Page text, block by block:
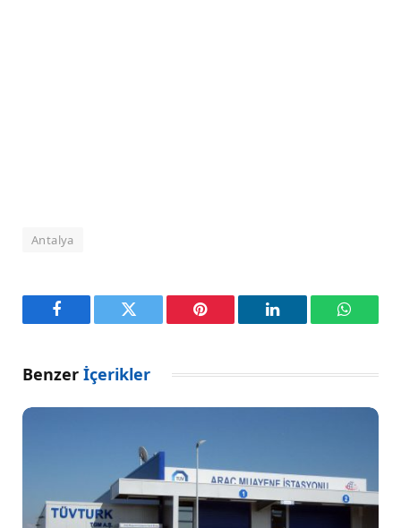
Antalya
Facebook Twitter Pinterest LinkedIn
Benzer İçerikler